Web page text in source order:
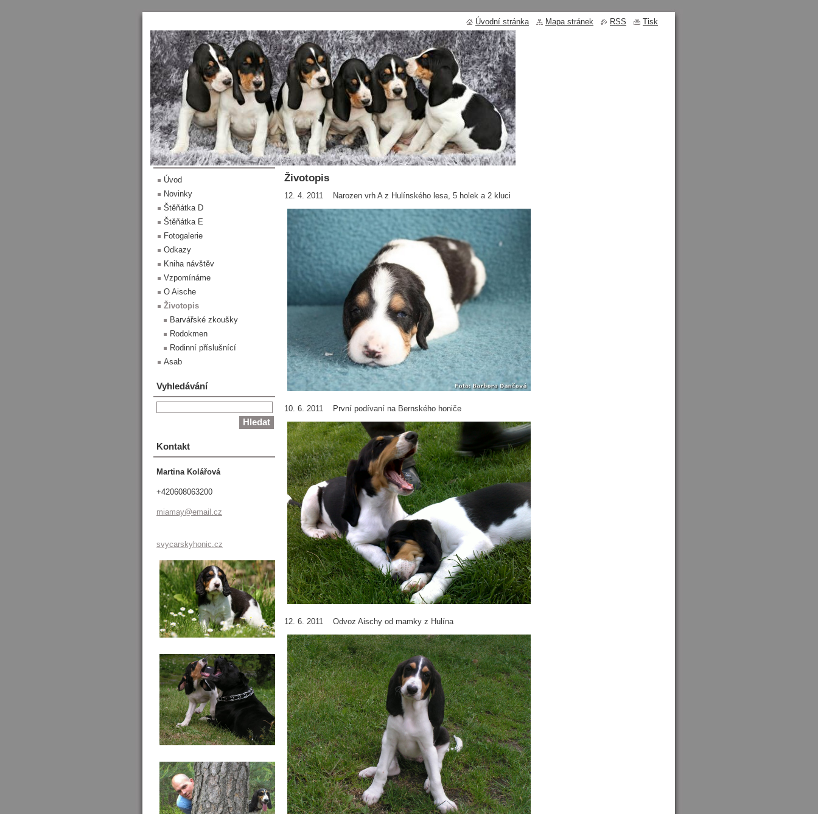
Úvod > Životopis
Životopis
12. 4. 2011 Narozen vrh A z Hulínského lesa, 5 holek a 2 kluci
10. 6. 2011 První podívaní na Bernského honiče
12. 6. 2011 Odvoz Aischy od mamky z Hulína
Menu
Úvod
Novinky
Štěňátka D
Štěňátka E
Fotogalerie
Odkazy
Kniha návštěv
Vzpomínáme
O Aische
Životopis
Barvářské zkoušky
Rodokmen
Rodinní příslušnící
Asab
Vyhledávání
Kontakt
Martina Kolářová
+420608063200
miamay@email.cz
svycarskyhonic.cz
Úvodní stránka Mapa stránek RSS Tisk